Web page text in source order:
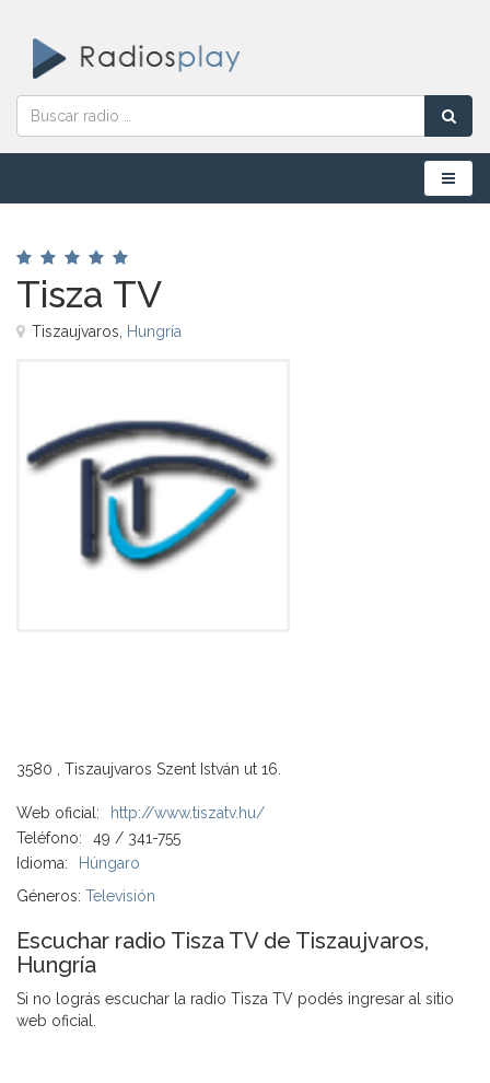
Menú
Tisza TV
Tiszaujvaros, Hungría
3580 , Tiszaujvaros Szent István ut 16.
Web oficial:
http://www.tiszatv.hu/
Teléfono:
49 / 341-755
Idioma:
Húngaro
Géneros: Televisión
Escuchar radio Tisza TV de Tiszaujvaros,
Hungría
Si no lográs escuchar la radio Tisza TV podés ingresar al sitio
web oficial.